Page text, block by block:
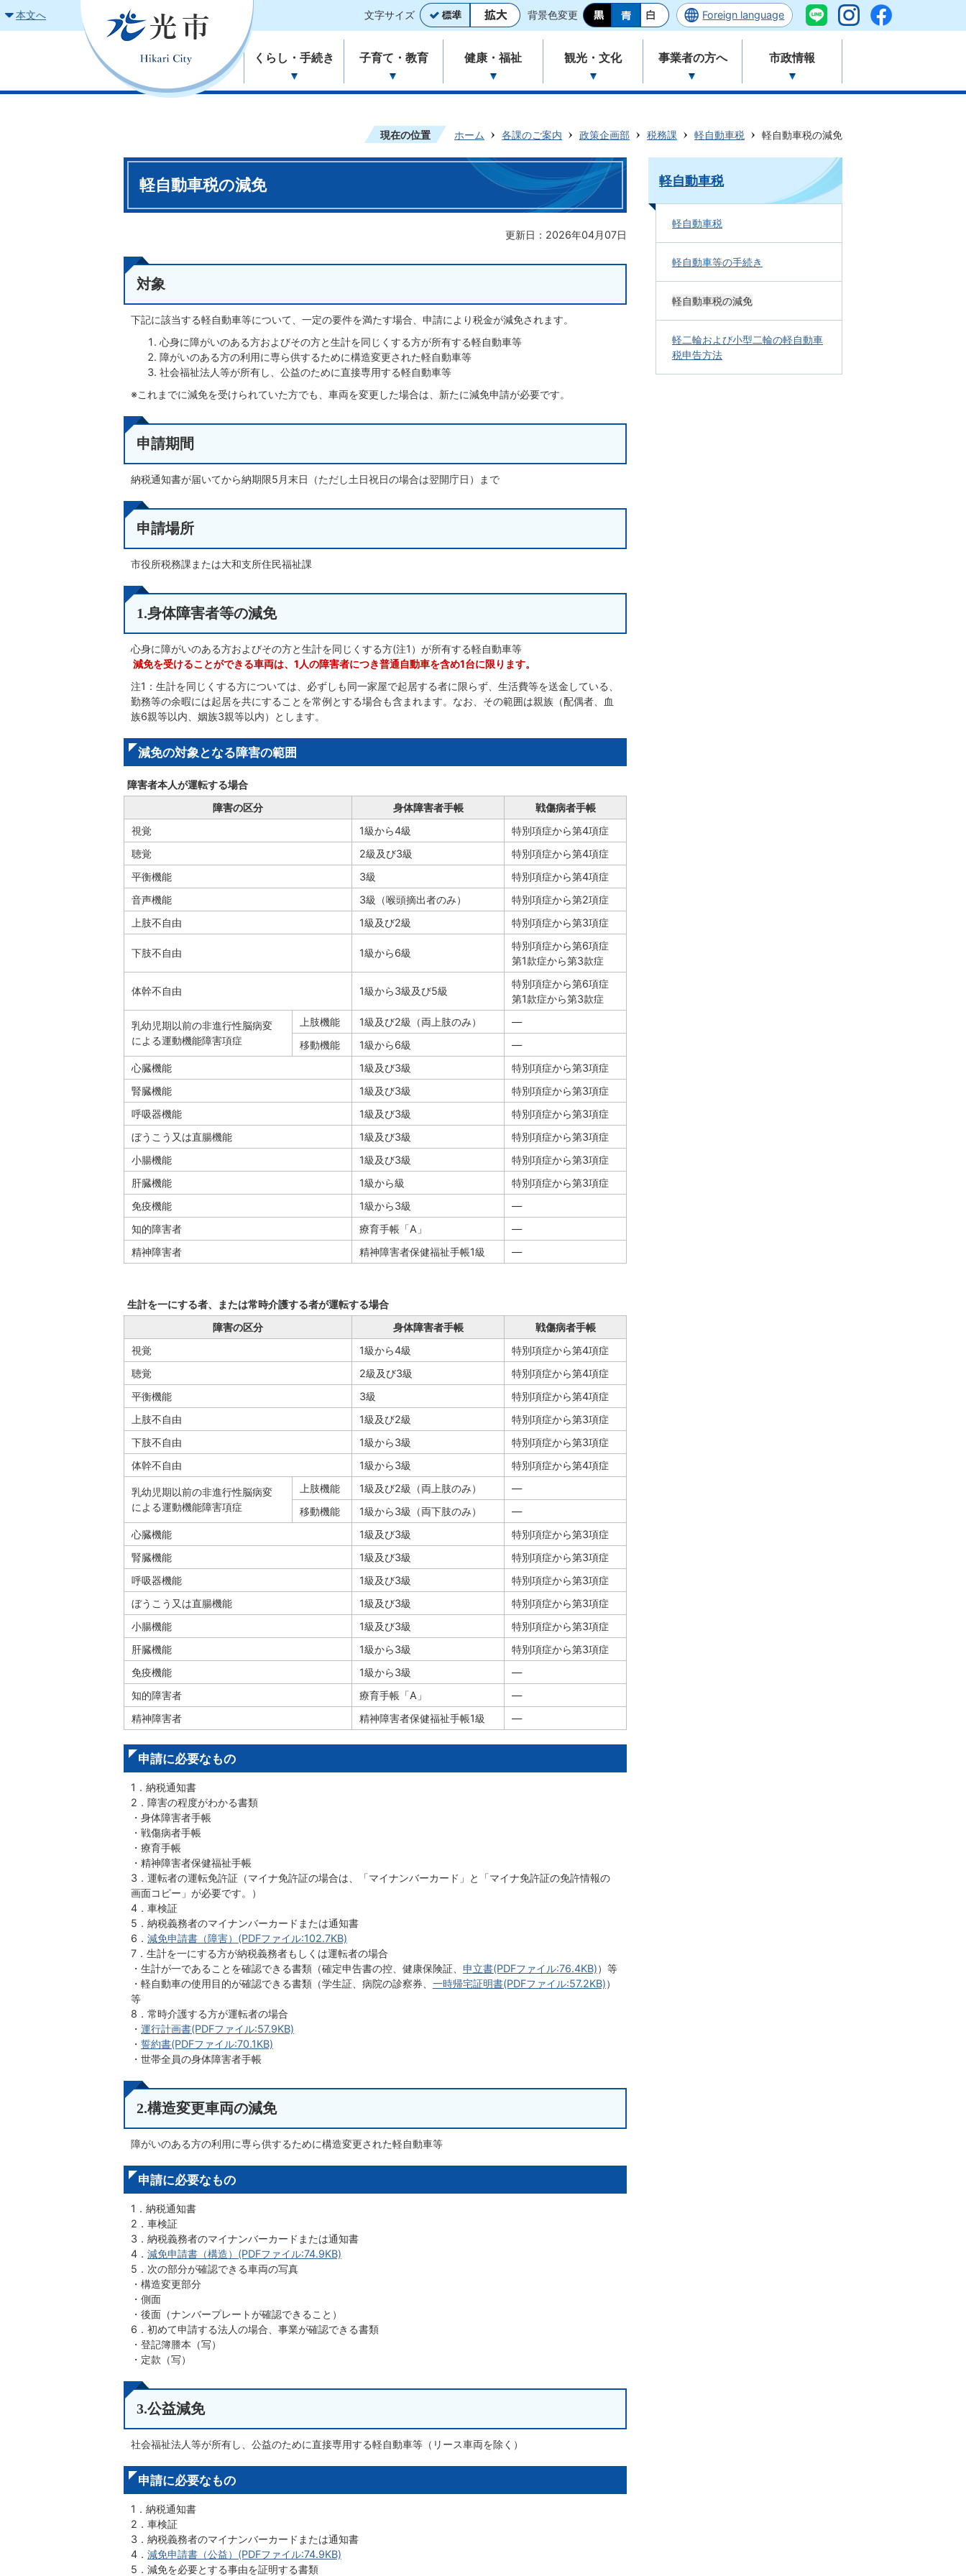
本文へ 文字サイズ 背景色変更 Foreign language
くらし・手続き 子育て・教育 健康・福祉 観光・文化 事業者の方へ 市政情報
現在の位置 ホーム 各課のご案内 政策企画部 税務課 軽自動車税 軽自動車税の減免
軽自動車税の減免
更新日：2026年04月07日
対象
下記に該当する軽自動車等について、一定の要件を満たす場合、申請により税金が減免されます。
心身に障がいのある方およびその方と生計を同じくする方が所有する軽自動車等
障がいのある方の利用に専ら供するために構造変更された軽自動車等
社会福祉法人等が所有し、公益のために直接専用する軽自動車等
※これまでに減免を受けられていた方でも、車両を変更した場合は、新たに減免申請が必要です。
申請期間
納税通知書が届いてから納期限5月末日（ただし土日祝日の場合は翌開庁日）まで
申請場所
市役所税務課または大和支所住民福祉課
1.身体障害者等の減免
心身に障がいのある方およびその方と生計を同じくする方(注1）が所有する軽自動車等
減免を受けることができる車両は、1人の障害者につき普通自動車を含め1台に限ります。
注1：生計を同じくする方については、必ずしも同一家屋で起居する者に限らず、生活費等を送金している、
勤務等の余暇には起居を共にすることを常例とする場合も含まれます。なお、その範囲は親族（配偶者、血
族6親等以内、姻族3親等以内）とします。
減免の対象となる障害の範囲
障害者本人が運転する場合
障害の区分
身体障害者手帳
戦傷病者手帳
視覚
1級から4級
特別項症から第4項症
聴覚
2級及び3級
特別項症から第4項症
平衡機能
3級
特別項症から第4項症
音声機能
3級（喉頭摘出者のみ）
特別項症から第2項症
上肢不自由
1級及び2級 特別項症から第3項症
下肢不自由 1級から6級
特別項症から第6項症
第1款症から第3款症
体幹不自由 1級から3級及び5級
特別項症から第6項症
第1款症から第3款症
乳幼児期以前の非進行性脳病変
による運動機能障害項症
上肢機能 1級及び2級（両上肢のみ）
―
移動機能
1級から6級
―
心臓機能
1級及び3級
特別項症から第3項症
腎臓機能
1級及び3級
特別項症から第3項症
呼吸器機能
1級及び3級
特別項症から第3項症
ぼうこう又は直腸機能
1級及び3級
特別項症から第3項症
小腸機能
1級及び3級
特別項症から第3項症
肝臓機能
1級から級
特別項症から第3項症
免疫機能
1級から3級
―
知的障害者
療育手帳「A」
―
精神障害者
精神障害者保健福祉手帳1級 ―
生計を一にする者、または常時介護する者が運転する場合
障害の区分
身体障害者手帳
戦傷病者手帳
視覚
1級から4級
特別項症から第4項症
聴覚
2級及び3級
特別項症から第4項症
平衡機能
3級
特別項症から第4項症
上肢不自由
1級及び2級
特別項症から第3項症
下肢不自由
1級から3級
特別項症から第3項症
体幹不自由
1級から3級 特別項症から第4項症
乳幼児期以前の非進行性脳病変
による運動機能障害項症
上肢機能 1級及び2級（両上肢のみ）
―
移動機能
1級から3級（両下肢のみ）
―
心臓機能
1級及び3級
特別項症から第3項症
腎臓機能
1級及び3級
特別項症から第3項症
呼吸器機能
1級及び3級
特別項症から第3項症
ぼうこう又は直腸機能
1級及び3級
特別項症から第3項症
小腸機能
1級及び3級
特別項症から第3項症
肝臓機能
1級から3級
特別項症から第3項症
免疫機能
1級から3級
―
知的障害者
療育手帳「A」
―
精神障害者
精神障害者保健福祉手帳1級 ―
申請に必要なもの
1．納税通知書
2．障害の程度がわかる書類
・身体障害者手帳
・戦傷病者手帳
・療育手帳
・精神障害者保健福祉手帳
3．運転者の運転免許証（マイナ免許証の場合は、「マイナンバーカード」と「マイナ免許証の免許情報の
画面コピー」が必要です。）
4．車検証
5．納税義務者のマイナンバーカードまたは通知書
6． 減免申請書（障害）(PDFファイル:102.7KB)
7．生計を一にする方が納税義務者もしくは運転者の場合
・生計が一であることを確認できる書類（確定申告書の控、健康保険証、 申立書(PDFファイル:76.4KB)）等
・軽自動車の使用目的が確認できる書類（学生証、病院の診察券、 一時帰宅証明書(PDFファイル:57.2KB)）
等
8．常時介護する方が運転者の場合
・ 運行計画書(PDFファイル:57.9KB)
・ 誓約書(PDFファイル:70.1KB)
・世帯全員の身体障害者手帳
2.構造変更車両の減免
障がいのある方の利用に専ら供するために構造変更された軽自動車等
申請に必要なもの
1．納税通知書
2．車検証
3．納税義務者のマイナンバーカードまたは通知書
4． 減免申請書（構造）(PDFファイル:74.9KB)
5．次の部分が確認できる車両の写真
・構造変更部分
・側面
・後面（ナンバープレートが確認できること）
6．初めて申請する法人の場合、事業が確認できる書類
・登記簿謄本（写）
・定款（写）
3.公益減免
社会福祉法人等が所有し、公益のために直接専用する軽自動車等（リース車両を除く）
申請に必要なもの
1．納税通知書
2．車検証
3．納税義務者のマイナンバーカードまたは通知書
4． 減免申請書（公益）(PDFファイル:74.9KB)
5．減免を必要とする事由を証明する書類
軽自動車税
軽自動車税
軽自動車等の手続き
軽自動車税の減免
軽二輪および小型二輪の軽自動車
税申告方法